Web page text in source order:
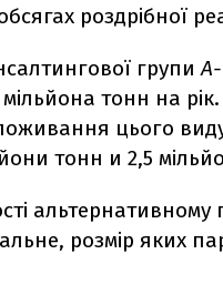
роздрібної
групи
тонн на
цього
тонн и 2,5
альтернативному
розмір яких